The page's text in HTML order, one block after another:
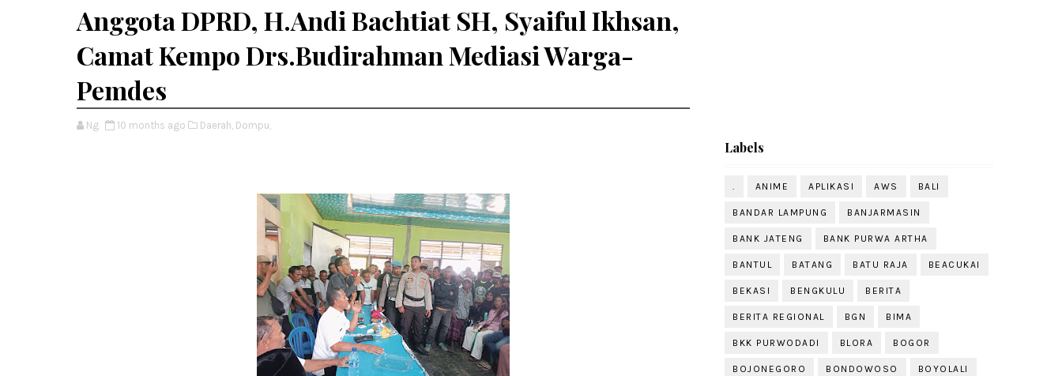
Anggota DPRD, H.Andi Bachtiat SH, Syaiful Ikhsan,
Camat Kempo Drs.Budirahman Mediasi Warga-
Pemdes
Ng 10 months ago Daerah, Dompu,
Labels
. ANIME APLIKASI AWS BALI
BANDAR LAMPUNG BANJARMASIN
BANK JATENG BANK PURWA ARTHA
BANTUL BATANG BATU RAJA BEACUKAI
BEKASI BENGKULU BERITA
BERITA REGIONAL BGN BIMA
BKK PURWODADI BLORA BOGOR
BOJONEGORO BONDOWOSO BOYOLALI